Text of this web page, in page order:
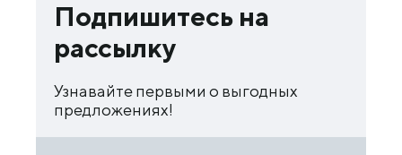
Подпишитесь на
рассылку
Узнавайте первыми о выгодных
предложениях!